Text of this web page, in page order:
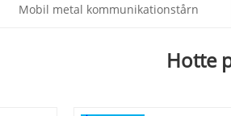
Mobil metal kommunikationstårn
Hotte